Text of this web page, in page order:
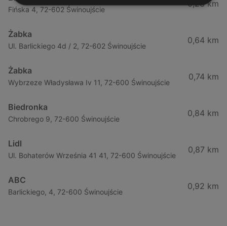
Fińska 4, 72-602 Świnoujście
0,23 km
Żabka
Ul. Barlickiego 4d / 2, 72-602 Świnoujście
0,64 km
Żabka
Wybrzeze Władysława Iv 11, 72-600 Świnoujście
0,74 km
Biedronka
Chrobrego 9, 72-600 Świnoujście
0,84 km
Lidl
Ul. Bohaterów Września 41 41, 72-600 Świnoujście
0,87 km
ABC
Barlickiego, 4, 72-600 Świnoujście
0,92 km